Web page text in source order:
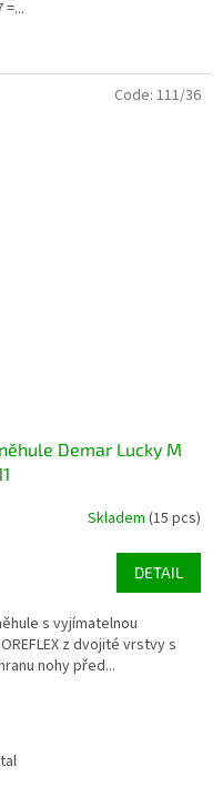
Demar Lucky M
Skladem (15 pcs)
DETAIL
s vyjímatelnou
z dvojité vrstvy s
nohy před...
Code: 111/36